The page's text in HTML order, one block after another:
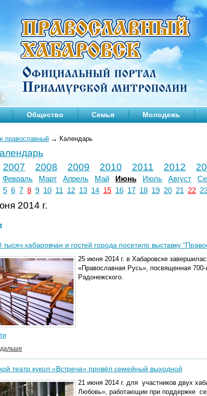
Общество Семья Молодежь
православный → Календарь
2007 2008 2009 2010 2011 2012
Февраль Март Апрель Май Июнь Июль Август
5 6 7 8 9 10 11 12 13 14 15 16 17 18 19 20 21 22
2014 г.
тысяч хабаровчан и гостей города посетило выставку
25 июня 2014 г. в Хабаровске
«Православная Русь», посвященная
Радонежского.
театр кукол «Встреча» провёл семейный выходной
21 июня 2014 г. для участников двух
Любовь», работающие при поддержке